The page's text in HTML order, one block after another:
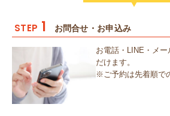
STEP 1 お問合せ・お申込み
お電話・LINE・メ
だけます。
※ご予約は先着順で